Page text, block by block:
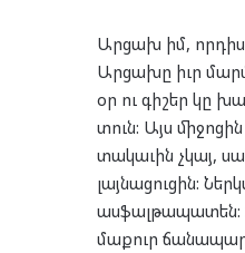
Արցախ իմ, որդիս
Արցախը իւր
օր ու գիշեր կը
տուն: Այս
տակաւին չկայ,
լայնացուցին:
ասֆալթապատեն:
մաքուր